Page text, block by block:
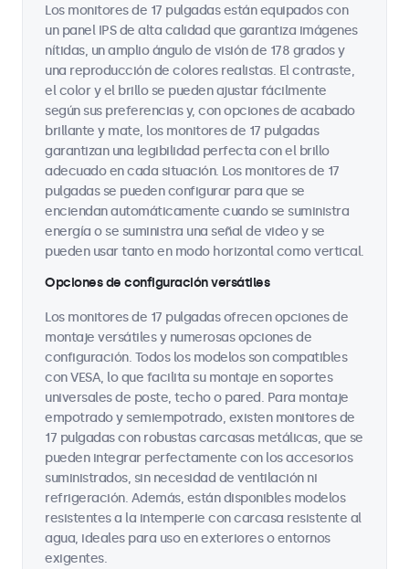
Los monitores de 17 pulgadas están equipados con
un panel IPS de alta calidad que garantiza imágenes
nítidas, un amplio ángulo de visión de 178 grados y
una reproducción de colores realistas. El contraste,
el color y el brillo se pueden ajustar fácilmente
según sus preferencias y, con opciones de acabado
brillante y mate, los monitores de 17 pulgadas
garantizan una legibilidad perfecta con el brillo
adecuado en cada situación. Los monitores de 17
pulgadas se pueden configurar para que se
enciendan automáticamente cuando se suministra
energía o se suministra una señal de video y se
pueden usar tanto en modo horizontal como vertical.
Opciones de configuración versátiles
Los monitores de 17 pulgadas ofrecen opciones de
montaje versátiles y numerosas opciones de
configuración. Todos los modelos son compatibles
con VESA, lo que facilita su montaje en soportes
universales de poste, techo o pared. Para montaje
empotrado y semiempotrado, existen monitores de
17 pulgadas con robustas carcasas metálicas, que se
pueden integrar perfectamente con los accesorios
suministrados, sin necesidad de ventilación ni
refrigeración. Además, están disponibles modelos
resistentes a la intemperie con carcasa resistente al
agua, ideales para uso en exteriores o entornos
exigentes.